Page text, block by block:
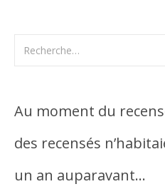
Au moment du
des recensés
un an auparavant…